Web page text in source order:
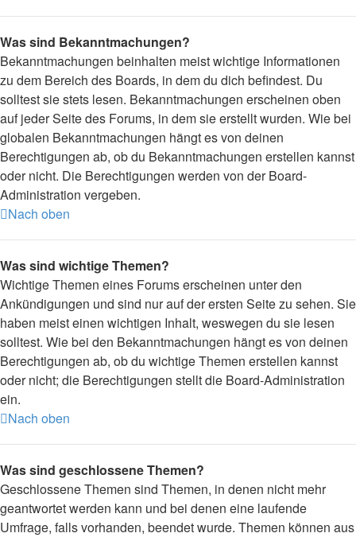
Was sind Bekanntmachungen?
Bekanntmachungen beinhalten meist wichtige Informationen
zu dem Bereich des Boards, in dem du dich befindest. Du
solltest sie stets lesen. Bekanntmachungen erscheinen oben
auf jeder Seite des Forums, in dem sie erstellt wurden. Wie bei
globalen Bekanntmachungen hängt es von deinen
Berechtigungen ab, ob du Bekanntmachungen erstellen kannst
oder nicht. Die Berechtigungen werden von der Board-
Administration vergeben.
Nach oben
Was sind wichtige Themen?
Wichtige Themen eines Forums erscheinen unter den
Ankündigungen und sind nur auf der ersten Seite zu sehen. Sie
haben meist einen wichtigen Inhalt, weswegen du sie lesen
solltest. Wie bei den Bekanntmachungen hängt es von deinen
Berechtigungen ab, ob du wichtige Themen erstellen kannst
oder nicht; die Berechtigungen stellt die Board-Administration
ein.
Nach oben
Was sind geschlossene Themen?
Geschlossene Themen sind Themen, in denen nicht mehr
geantwortet werden kann und bei denen eine laufende
Umfrage, falls vorhanden, beendet wurde. Themen können aus